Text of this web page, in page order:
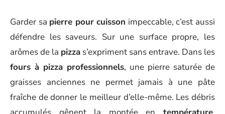
Garder sa pierre pour cuisson impeccable, c’est aussi
défendre les saveurs. Sur une surface propre, les
arômes de la pizza s’expriment sans entrave. Dans les
fours à pizza professionnels, une pierre saturée de
graisses anciennes ne permet jamais à une pâte
fraîche de donner le meilleur d’elle-même. Les débris